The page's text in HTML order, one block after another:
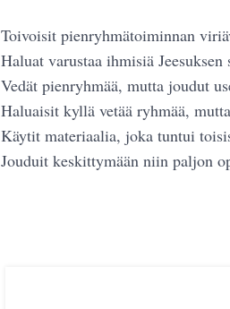
Toivoisit pienryhmätoiminnan
Haluat varustaa ihmisiä
Vedät pienryhmää, mutta joudut
Haluaisit kyllä vetää ryhmää,
Käytit materiaalia, joka tuntui
Jouduit keskittymään niin paljon